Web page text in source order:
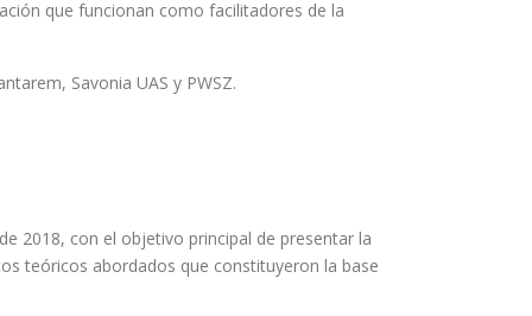
que funcionan como facilitadores de la
Savonia UAS y PWSZ.
2018, con el objetivo principal de presentar la
teóricos abordados que constituyeron la base